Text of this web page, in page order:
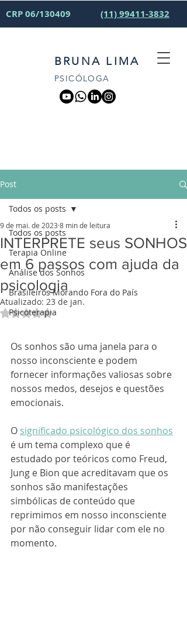
CRP 06/130409 (11) 99411-3832
BRUNA LIMA
PSICÓLOGA
Post
Todos os posts
Terapia Online
Análise dos Sonhos
Brasileiros Morando Fora do País
Psicoterapia
Todos os posts
INTERPRETE seus SONHOS
em 6 passos com ajuda da
psicologia
9 de mai. de 2023 8 min de leitura
Atualizado: 23 de jan.
Avaliado com NaN de 5 estrelas.
Os sonhos são uma janela para o
nosso inconsciente e podem
fornecer informações valiosas sobre
nossos medos, desejos e questões
emocionais.
O significado psicológico dos sonhos
é um tema complexo que é
estudado por teóricos como Freud,
Jung e Bion que acreditavam que os
sonhos são manifestações
simbólicas de conteúdo que
reprimimos em nosso inconsciente
por não conseguir lidar com ele no
momento.